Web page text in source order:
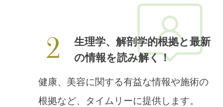
生理学、解剖学的根拠と最新
の情報を読み解く！
健康、美容に関する有益な情報や施術の
根拠など、タイムリーに提供します。